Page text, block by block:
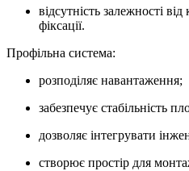
відсутність залежності
фіксації.
Профільна система:
розподіляє навантаження;
забезпечує стабільність
дозволяє інтегрувати
створює простір для